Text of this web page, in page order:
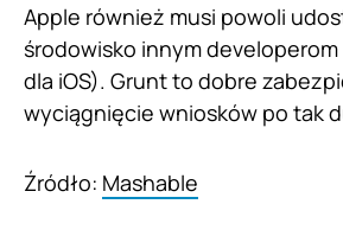
Apple również musi powoli
środowisko innym
dla iOS). Grunt to dobre
wyciągnięcie wniosków po tak
Źródło: Mashable